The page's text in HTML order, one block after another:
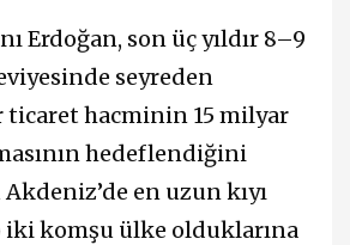
Erdoğan, son üç yıldır 8–9
seyreden
ticaret hacminin 15 milyar
hedeflendiğini
Akdeniz’de en uzun kıyı
iki komşu ülke olduklarına